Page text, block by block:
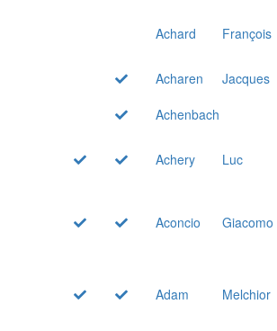
Achard
François
Acharen
Jacques
Achenbach
Achery
Luc
Aconcio Giacomo
Adam Melchior